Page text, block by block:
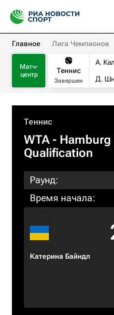
Главное Лига Чемпионов
Матч-
центр
Теннис
Завершен
А.
Д.
Теннис
WTA- Hamburg
Qualification
Раунд:
Время начала:
Катерина Байндл